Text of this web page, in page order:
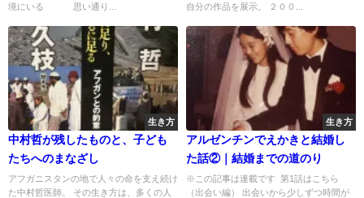
境にいる 思い通り...
自分の作品を展示。 ２００...
生き方
中村哲が残したものと、子ども
たちへのまなざし
アフガニスタンの地で人々の命を支え続け
た中村哲医師。 その生き方は、多くの人
生き方
アルゼンチンでえかきと結婚し
た話②｜結婚までの道のり
※この記事は連載です 第1話はこちら
（出会い編） 出会いから少しずつ時間が